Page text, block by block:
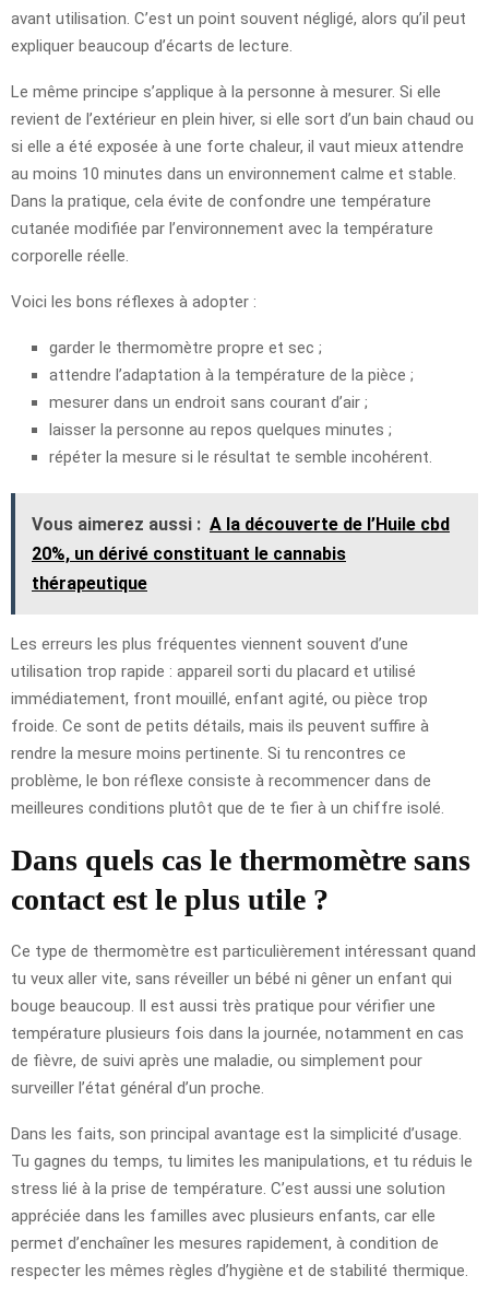
avant utilisation. C’est un point souvent négligé, alors qu’il peut
expliquer beaucoup d’écarts de lecture.
Le même principe s’applique à la personne à mesurer. Si elle
revient de l’extérieur en plein hiver, si elle sort d’un bain chaud ou
si elle a été exposée à une forte chaleur, il vaut mieux attendre
au moins 10 minutes dans un environnement calme et stable.
Dans la pratique, cela évite de confondre une température
cutanée modifiée par l’environnement avec la température
corporelle réelle.
Voici les bons réflexes à adopter :
garder le thermomètre propre et sec ;
attendre l’adaptation à la température de la pièce ;
mesurer dans un endroit sans courant d’air ;
laisser la personne au repos quelques minutes ;
répéter la mesure si le résultat te semble incohérent.
Vous aimerez aussi : A la découverte de l’Huile cbd
20%, un dérivé constituant le cannabis
thérapeutique
Les erreurs les plus fréquentes viennent souvent d’une
utilisation trop rapide : appareil sorti du placard et utilisé
immédiatement, front mouillé, enfant agité, ou pièce trop
froide. Ce sont de petits détails, mais ils peuvent suffire à
rendre la mesure moins pertinente. Si tu rencontres ce
problème, le bon réflexe consiste à recommencer dans de
meilleures conditions plutôt que de te fier à un chiffre isolé.
Dans quels cas le thermomètre sans
contact est le plus utile ?
Ce type de thermomètre est particulièrement intéressant quand
tu veux aller vite, sans réveiller un bébé ni gêner un enfant qui
bouge beaucoup. Il est aussi très pratique pour vérifier une
température plusieurs fois dans la journée, notamment en cas
de fièvre, de suivi après une maladie, ou simplement pour
surveiller l’état général d’un proche.
Dans les faits, son principal avantage est la simplicité d’usage.
Tu gagnes du temps, tu limites les manipulations, et tu réduis le
stress lié à la prise de température. C’est aussi une solution
appréciée dans les familles avec plusieurs enfants, car elle
permet d’enchaîner les mesures rapidement, à condition de
respecter les mêmes règles d’hygiène et de stabilité thermique.